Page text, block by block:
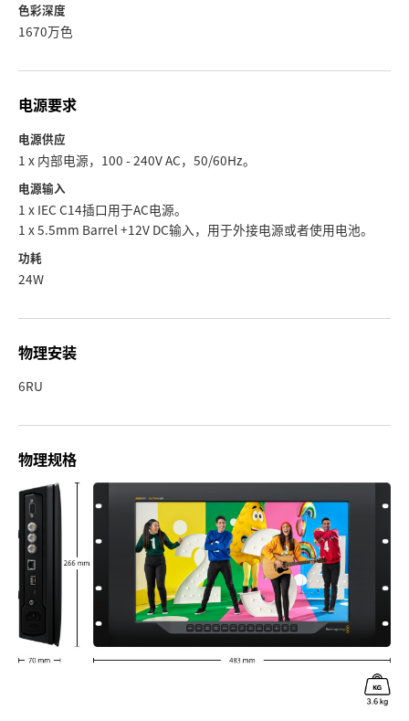
色彩深度
1670万色
电源要求
电源供应
1 x 内部电源，100 - 240V AC，50/60Hz。
电源输入
1 x IEC C14插口用于AC电源。
1 x 5.5mm Barrel +12V DC输入，用于外接电源或者使用电池。
功耗
24W
物理安装
6RU
物理规格